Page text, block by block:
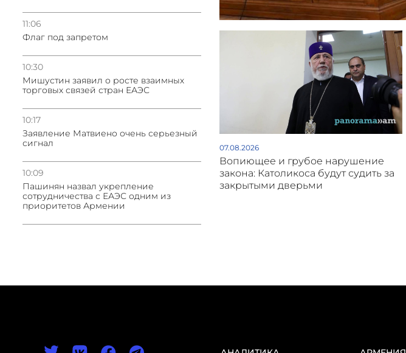
11:06
Флаг под запретом
10:30
Мишустин заявил о росте взаимных
торговых связей стран ЕАЭС
10:17
Заявление Матвиено очень серьезный
сигнал
10:09
Пашинян назвал укрепление
сотрудничества с ЕАЭС одним из
приоритетов Армении
07.08.2026
Вопиющее и грубое нарушение
закона: Католикоса будут судить за
закрытыми дверьми